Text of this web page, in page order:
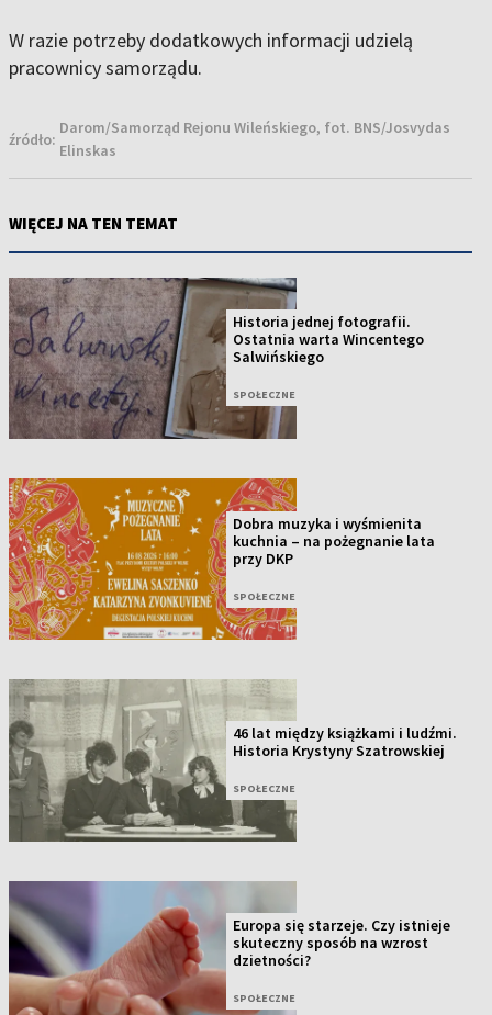
W razie potrzeby dodatkowych informacji udzielą
pracownicy samorządu.
źródło:
Darom/Samorząd Rejonu Wileńskiego, fot. BNS/Josvydas
Elinskas
WIĘCEJ NA TEN TEMAT
Historia jednej fotografii.
Ostatnia warta Wincentego
Salwińskiego
SPOŁECZNE
Dobra muzyka i wyśmienita
kuchnia – na pożegnanie lata
przy DKP
SPOŁECZNE
46 lat między książkami i ludźmi.
Historia Krystyny Szatrowskiej
SPOŁECZNE
Europa się starzeje. Czy istnieje
skuteczny sposób na wzrost
dzietności?
SPOŁECZNE